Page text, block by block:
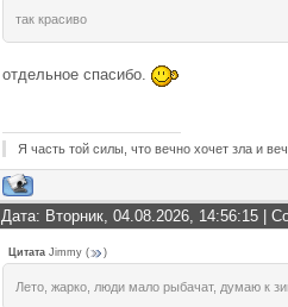
так красиво
отдельное спасибо.
Я часть той силы, что вечно хочет зла и
Дата: Вторник, 04.08.2026, 14:56:15 |
Цитата Jimmy ( )
Лето, жарко, люди мало рыбачат, думаю к